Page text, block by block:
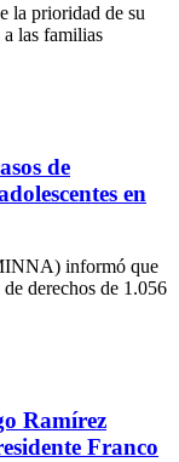
la prioridad de su
las familias
de
en
informó que
derechos de 1.056
Ramírez
Franco